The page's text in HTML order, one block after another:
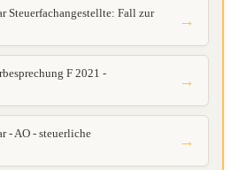
Steuerfachangestellte: Fall zur
→
F 2021 -
→
- AO - steuerliche
→